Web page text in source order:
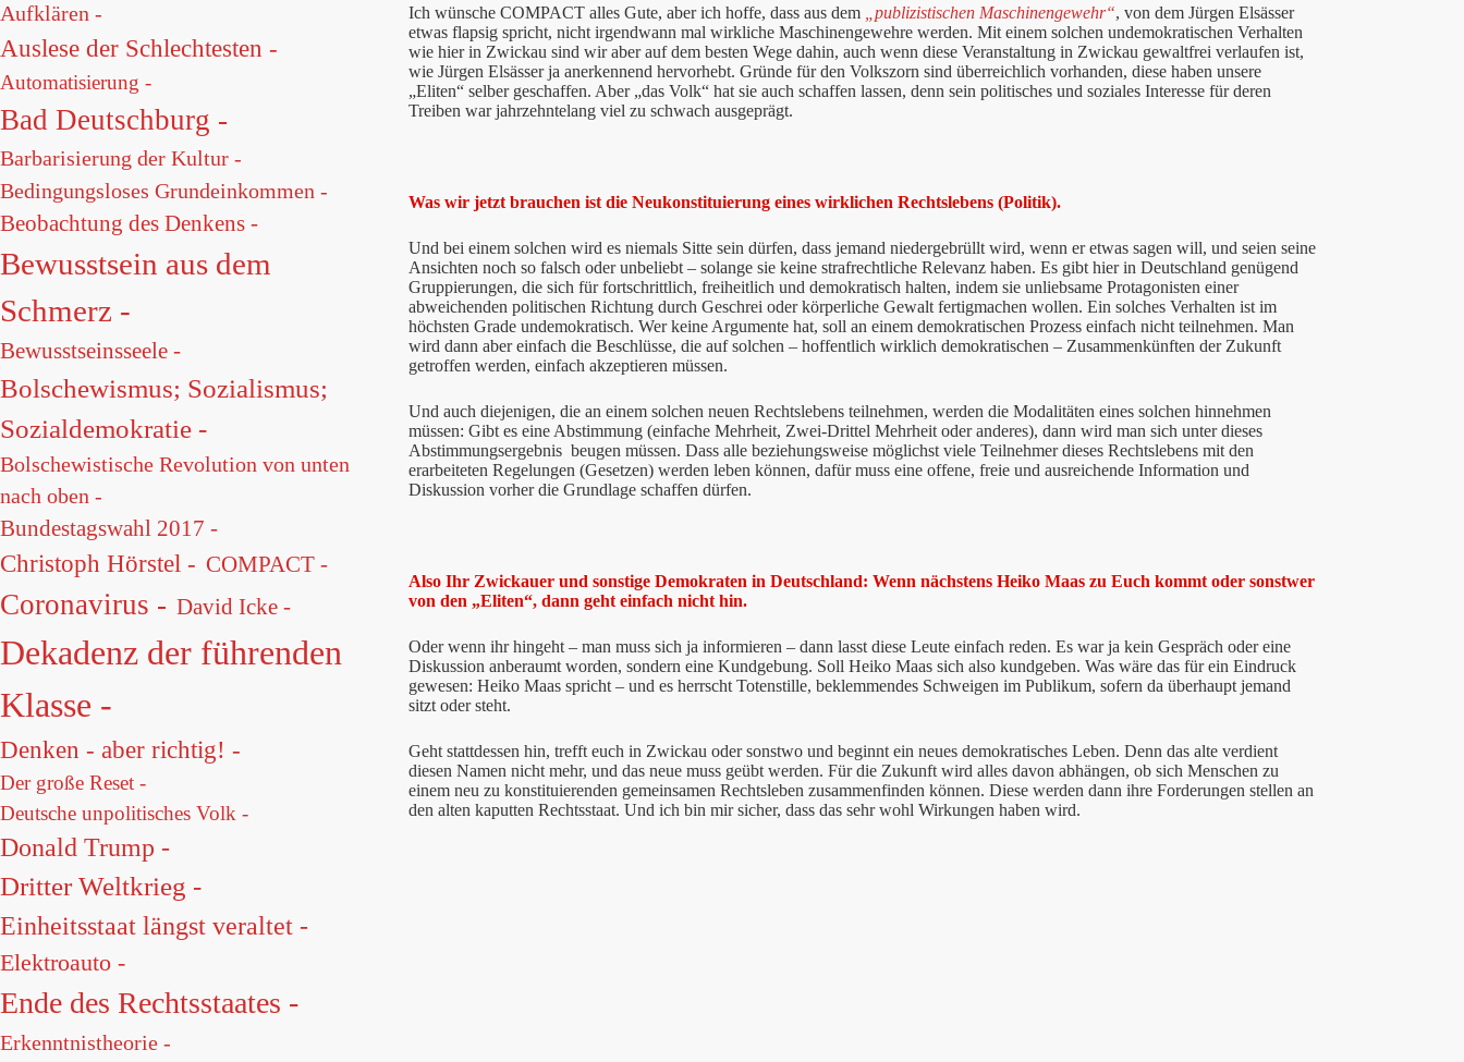
Ich wünsche COMPACT alles Gute, aber ich hoffe, dass aus dem „publizistischen Maschinengewehr“, von dem Jürgen Elsässer
etwas flapsig spricht, nicht irgendwann mal wirkliche Maschinengewehre werden. Mit einem solchen undemokratischen Verhalten
wie hier in Zwickau sind wir aber auf dem besten Wege dahin, auch wenn diese Veranstaltung in Zwickau gewaltfrei verlaufen ist,
wie Jürgen Elsässer ja anerkennend hervorhebt. Gründe für den Volkszorn sind überreichlich vorhanden, diese haben unsere
„Eliten“ selber geschaffen. Aber „das Volk“ hat sie auch schaffen lassen, denn sein politisches und soziales Interesse für deren
Treiben war jahrzehntelang viel zu schwach ausgeprägt.
Was wir jetzt brauchen ist die Neukonstituierung eines wirklichen Rechtslebens (Politik).
Und bei einem solchen wird es niemals Sitte sein dürfen, dass jemand niedergebrüllt wird, wenn er etwas sagen will, und seien seine
Ansichten noch so falsch oder unbeliebt – solange sie keine strafrechtliche Relevanz haben. Es gibt hier in Deutschland genügend
Gruppierungen, die sich für fortschrittlich, freiheitlich und demokratisch halten, indem sie unliebsame Protagonisten einer
abweichenden politischen Richtung durch Geschrei oder körperliche Gewalt fertigmachen wollen. Ein solches Verhalten ist im
höchsten Grade undemokratisch. Wer keine Argumente hat, soll an einem demokratischen Prozess einfach nicht teilnehmen. Man
wird dann aber einfach die Beschlüsse, die auf solchen – hoffentlich wirklich demokratischen – Zusammenkünften der Zukunft
getroffen werden, einfach akzeptieren müssen.
Und auch diejenigen, die an einem solchen neuen Rechtslebens teilnehmen, werden die Modalitäten eines solchen hinnehmen
müssen: Gibt es eine Abstimmung (einfache Mehrheit, Zwei-Drittel Mehrheit oder anderes), dann wird man sich unter dieses
Abstimmungsergebnis beugen müssen. Dass alle beziehungsweise möglichst viele Teilnehmer dieses Rechtslebens mit den
erarbeiteten Regelungen (Gesetzen) werden leben können, dafür muss eine offene, freie und ausreichende Information und
Diskussion vorher die Grundlage schaffen dürfen.
Also Ihr Zwickauer und sonstige Demokraten in Deutschland: Wenn nächstens Heiko Maas zu Euch kommt oder sonstwer
von den „Eliten“, dann geht einfach nicht hin.
Oder wenn ihr hingeht – man muss sich ja informieren – dann lasst diese Leute einfach reden. Es war ja kein Gespräch oder eine
Diskussion anberaumt worden, sondern eine Kundgebung. Soll Heiko Maas sich also kundgeben. Was wäre das für ein Eindruck
gewesen: Heiko Maas spricht – und es herrscht Totenstille, beklemmendes Schweigen im Publikum, sofern da überhaupt jemand
sitzt oder steht.
Geht stattdessen hin, trefft euch in Zwickau oder sonstwo und beginnt ein neues demokratisches Leben. Denn das alte verdient
diesen Namen nicht mehr, und das neue muss geübt werden. Für die Zukunft wird alles davon abhängen, ob sich Menschen zu
einem neu zu konstituierenden gemeinsamen Rechtsleben zusammenfinden können. Diese werden dann ihre Forderungen stellen an
den alten kaputten Rechtsstaat. Und ich bin mir sicher, dass das sehr wohl Wirkungen haben wird.
Aufklären -
Auslese der Schlechtesten -
Automatisierung -
Bad Deutschburg -
Barbarisierung der Kultur -
Bedingungsloses Grundeinkommen -
Beobachtung des Denkens -
Bewusstsein aus dem
Schmerz -
Bewusstseinsseele -
Bolschewismus; Sozialismus;
Sozialdemokratie -
Bolschewistische Revolution von unten
nach oben -
Bundestagswahl 2017 -
Christoph Hörstel - COMPACT -
Coronavirus - David Icke -
Dekadenz der führenden
Klasse -
Denken - aber richtig! -
Der große Reset -
Deutsche unpolitisches Volk -
Donald Trump -
Dritter Weltkrieg -
Einheitsstaat längst veraltet -
Elektroauto -
Ende des Rechtsstaates -
Erkenntnistheorie -